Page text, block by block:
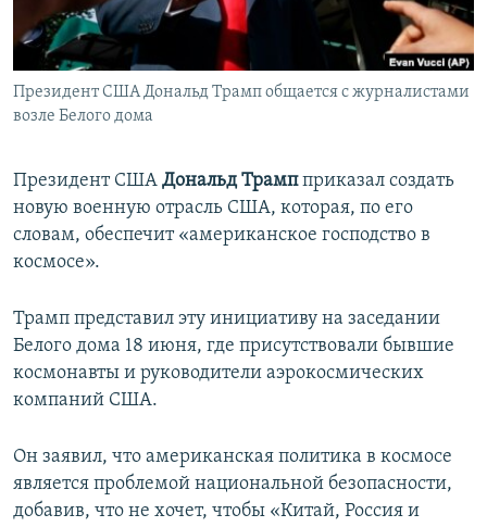
ПОБЕДИТЕЛЕЙ НЕ СУДЯТ?
КРЫМ.НЕПОКОРЕННЫЙ
ELIFBE
ПРИСОЕДИНЯЙТЕСЬ!
Президент США Дональд Трамп общается с журналистами
возле Белого дома
Президент США Дональд Трампприказал создать
новую военную отрасль США, которая, по его
словам, обеспечит «американское господство в
космосе».
Трамп представил эту инициативу на заседании
Белого дома 18 июня, где присутствовали бывшие
космонавты и руководители аэрокосмических
компаний США.
Он заявил, что американская политика в космосе
является проблемой национальной безопасности,
добавив, что не хочет, чтобы «Китай, Россия и